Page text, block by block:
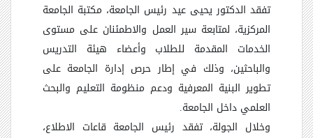
تفقد الدكتور يحيى عيد رئيس الجامعة، مكتبة الجامعة
المركزية، لمتابعة سير العمل والاطمئنان على مستوى
الخدمات المقدمة للطلاب وأعضاء هيئة التدريس
والباحثين، وذلك في إطار حرص إدارة الجامعة على
تطوير البنية المعرفية ودعم منظومة التعليم والبحث
العلمي داخل الجامعة.
وخلال الجولة، تفقد رئيس الجامعة قاعات الاطلاع،